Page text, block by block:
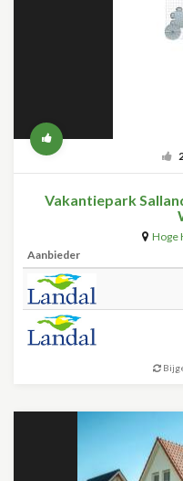
Vakantiepark
Hoge
Aanbieder